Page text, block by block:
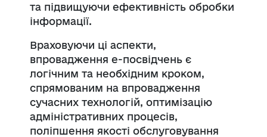
та підвищуючи ефективність обробки
інформації.
Враховуючи ці аспекти,
впровадження е-посвідчень є
логічним та необхідним кроком,
спрямованим на впровадження
сучасних технологій, оптимізацію
адміністративних процесів,
поліпшення якості обслуговування